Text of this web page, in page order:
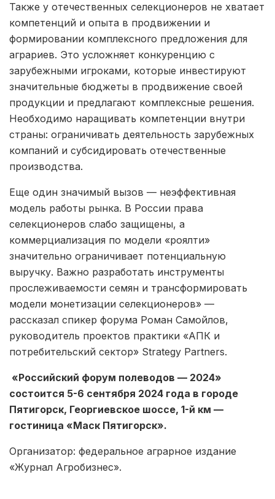
Также у отечественных селекционеров не хватает
компетенций и опыта в продвижении и
формировании комплексного предложения для
аграриев. Это усложняет конкуренцию с
зарубежными игроками, которые инвестируют
значительные бюджеты в продвижение своей
продукции и предлагают комплексные решения.
Необходимо наращивать компетенции внутри
страны: ограничивать деятельность зарубежных
компаний и субсидировать отечественные
производства.
Еще один значимый вызов — неэффективная
модель работы рынка. В России права
селекционеров слабо защищены, а
коммерциализация по модели «роялти»
значительно ограничивает потенциальную
выручку. Важно разработать инструменты
прослеживаемости семян и трансформировать
модели монетизации селекционеров» —
рассказал спикер форума Роман Самойлов,
руководитель проектов практики «АПК и
потребительский сектор» Strategy Partners.
«Российский форум полеводов — 2024»
состоится 5-6 сентября 2024 года в городе
Пятигорск, Георгиевское шоссе, 1-й км —
гостиница «Маск Пятигорск».
Организатор: федеральное аграрное издание
«Журнал Агробизнес».